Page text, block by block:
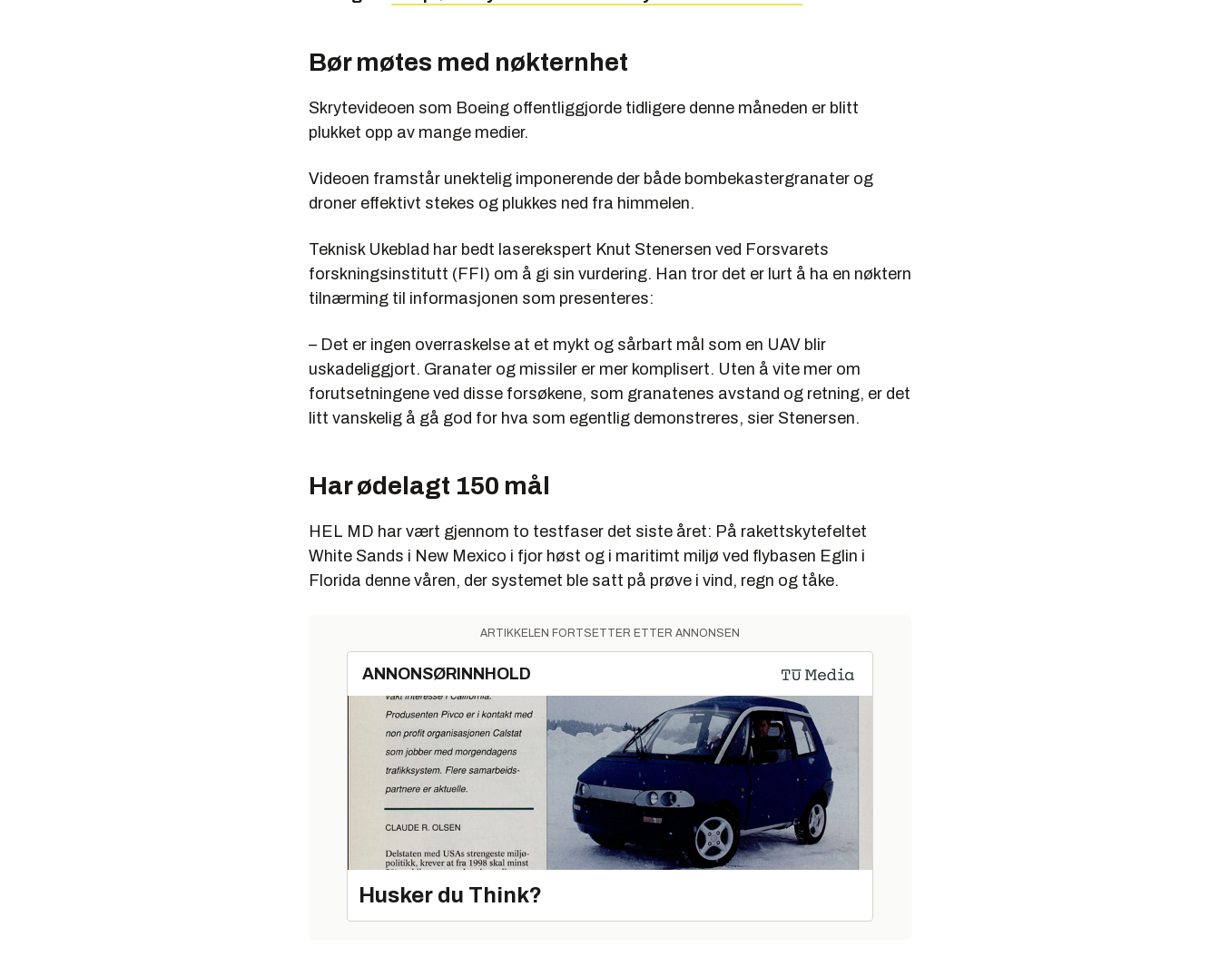
Bør møtes med nøkternhet
Skrytevideoen som Boeing offentliggjorde tidligere denne måneden er blitt
plukket opp av mange medier.
Videoen framstår unektelig imponerende der både bombekastergranater og
droner effektivt stekes og plukkes ned fra himmelen.
Teknisk Ukeblad har bedt laserekspert Knut Stenersen ved Forsvarets
forskningsinstitutt (FFI) om å gi sin vurdering. Han tror det er lurt å ha en nøktern
tilnærming til informasjonen som presenteres:
– Det er ingen overraskelse at et mykt og sårbart mål som en UAV blir
uskadeliggjort. Granater og missiler er mer komplisert. Uten å vite mer om
forutsetningene ved disse forsøkene, som granatenes avstand og retning, er det
litt vanskelig å gå god for hva som egentlig demonstreres, sier Stenersen.
Har ødelagt 150 mål
HEL MD har vært gjennom to testfaser det siste året: På rakettskytefeltet
White Sands i New Mexico i fjor høst og i maritimt miljø ved flybasen Eglin i
Florida denne våren, der systemet ble satt på prøve i vind, regn og tåke.
ARTIKKELEN FORTSETTER ETTER ANNONSEN
ANNONSØRINNHOLD
Husker du Think?